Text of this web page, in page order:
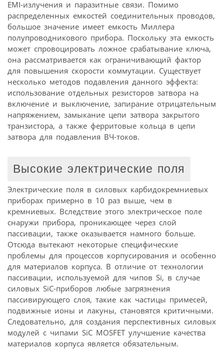
EMI-излучения и паразитные связи. Помимо
распределенных емкостей соединительных проводов,
большое значение имеет емкость Миллера
полупроводникового прибора. Поскольку эта емкость
может спровоцировать ложное срабатывание ключа,
она рассматривается как ограничивающий фактор
для повышения скорости коммутации. Существует
несколько методов подавления данного эффекта:
использование отдельных резисторов затвора на
включение и выключение, запирание отрицательным
напряжением, замыкание цепи затвора закрытого
транзистора, а также ферритовые кольца в цепи
затвора для подавления ВЧ-токов.
Высокие электрические поля
Электрические поля в силовых карбидокремниевых
приборах примерно в 10 раз выше, чем в
кремниевых. Вследствие этого электрическое поле
снаружи прибора, проникающее через слой
пассивации, также оказывается намного больше.
Отсюда вытекают некоторые специфические
проблемы для процессов корпусирования и особенно
для материалов корпуса. В отличие от технологии
пассивации, используемой для чипов Si, в случае
силовых SiC-приборов любые загрязнения
пассивирующего слоя, такие как частицы примесей,
подвижные ионы и лакуны, становятся критичными.
Следовательно, для создания перспективных силовых
модулей с чипами SiC MOSFET улучшение качества
материалов корпуса является обязательным.